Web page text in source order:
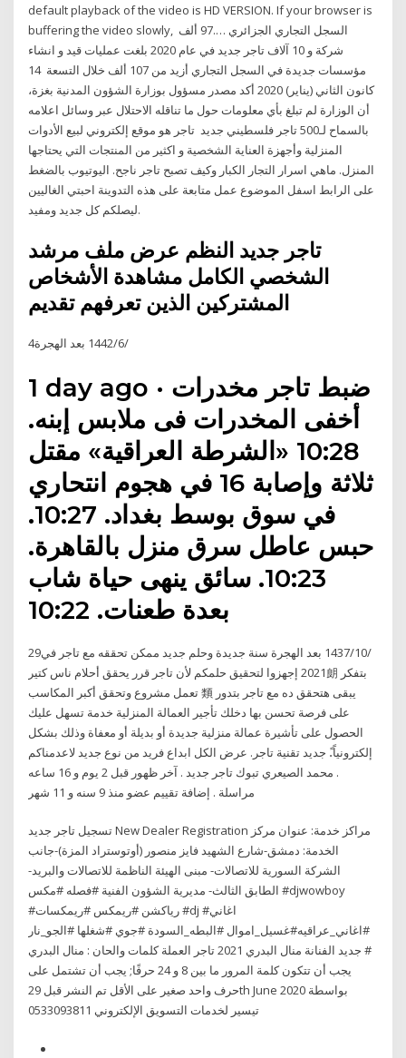
default playback of the video is HD VERSION. If your browser is
buffering the video slowly, السجل التجاري الجزائري ….97 ألف
شركة و 10 آلاف تاجر جديد في عام 2020 بلغت عمليات قيد و انشاء
مؤسسات جديدة في السجل التجاري أزيد من 107 ألف خلال التسعة 14
كانون الثاني (يناير) 2020 أكد مصدر مسؤول بوزارة الشؤون المدنية بغزة،
أن الوزارة لم تبلغ بأي معلومات حول ما تناقله الاحتلال عبر وسائل اعلامه
بالسماح لـ500 تاجر فلسطيني جديد تاجر هو موقع إلكتروني لبيع الأدوات
المنزلية وأجهزة العناية الشخصية و اكثير من المنتجات التي يحتاجها
المنزل. ماهي اسرار التجار الكبار وكيف تصبح تاجر ناجح. اليوتيوب بالضغط
على الرابط اسفل الموضوع عمل متابعة على هذه التدوينة احبتي الغاليين
ليصلكم كل جديد ومفيد.
تاجر جديد النظم عرض ملف مرشد
الشخصي الكامل مشاهدة الأشخاص
المشتركين الذين تعرفهم تقديم
4‏‏/6‏‏/1442 بعد الهجرة
1 day ago · ضبط تاجر مخدرات
أخفى المخدرات فى ملابس إبنه.
10:28 «الشرطة العراقية» مقتل
ثلاثة وإصابة 16 في هجوم انتحاري
في سوق بوسط بغداد. 10:27.
حبس عاطل سرق منزل بالقاهرة.
10:23. سائق ينهى حياة شاب
بعدة طعنات. 10:22
29‏‏/10‏‏/1437 بعد الهجرة سنة جديدة وحلم جديد ممكن تحققه مع تاجر في
2021 إجهزوا لتحقيق حلمكم لأن تاجر قرر يحقق أحلام ناس كتير朗 بتفكر
تعمل مشروع وتحقق أكبر المكاسب 類 يبقى هتحقق ده مع تاجر بتدور
على فرصة تحسن بها دخلك تأجير العمالة المنزلية خدمة تسهل عليك
الحصول على تأشيرة عمالة منزلية جديدة أو بديلة أو معفاة وذلك بشكل
إلكترونياً.ً جديد تقنية تاجر. عرض الكل ابداع فريد من نوع جديد لاعدمناكم
. محمد الصيعري تبوك تاجر جديد . آخر ظهور قبل 2 يوم و 16 ساعه
مراسلة . إضافة تقييم عضو منذ 9 سنه و 11 شهر
تسجيل تاجر جديد New Dealer Registration مراكز خدمة: عنوان مركز
الخدمة: دمشق-شارع الشهيد فايز منصور (أوتوستراد المزة)-جانب
الشركة السورية للاتصالات- مبنى الهيئة الناظمة للاتصالات والبريد-
الطابق الثالث- مديرية الشؤون الفنية #فصله #مكس #djwowboy
#رياكشن #ريمكس #ريمكسات #dj #اغاني
#اغاني_عراقيه#غسيل_اموال #البطه_السودة #جوي #شغلها #الجو_نار
# جديد الفنانة منال البدري 2021 تاجر العملة كلمات والحان : منال البدري
يجب أن تتكون كلمة المرور ما بين 8 و 24 حرفًا; يجب أن تشتمل على
حرف واحد صغير على الأقل تم النشر قبل 29th June 2020 بواسطة
تيسير لخدمات التسويق الإلكتروني 0533093811